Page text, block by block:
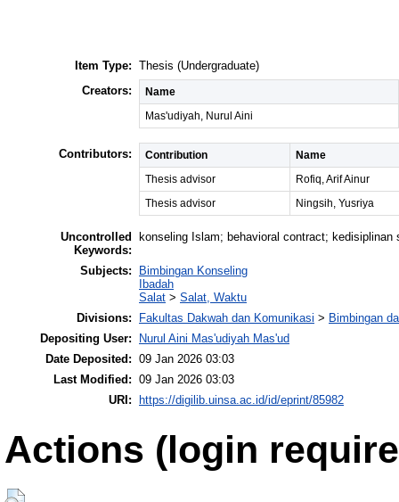
Item Type: Thesis (Undergraduate)
Creators:
Name
Mas'udiyah, Nurul Aini
Contributors: Contribution
Name
Thesis advisor
Rofiq, Arif Ainur
Thesis advisor
Ningsih, Yusriya
Uncontrolled
Keywords:
konseling Islam; behavioral contract; kedisiplinan
Subjects:
Bimbingan Konseling
Ibadah
Salat > Salat, Waktu
Divisions:
Fakultas Dakwah dan Komunikasi > Bimbingan
Depositing User:
Nurul Aini Mas'udiyah Mas'ud
Date Deposited: 09 Jan 2026 03:03
Last Modified: 09 Jan 2026 03:03
URI:
https://digilib.uinsa.ac.id/id/eprint/85982
Actions (login